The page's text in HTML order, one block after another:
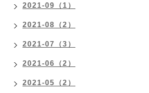
2021-09（1）
2021-08（2）
2021-07（3）
2021-06（2）
2021-05（2）